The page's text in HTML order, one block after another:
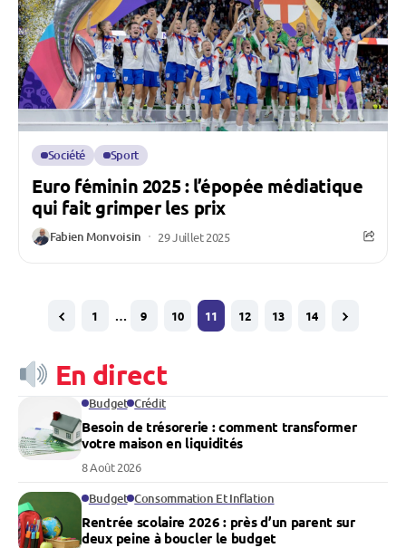
Société Sport
Euro féminin 2025 : l’épopée médiatique
qui fait grimper les prix
Fabien Monvoisin 29 Juillet 2025
1 … 9 10 11 12 13 14
En direct
Budget Crédit
Besoin de trésorerie : comment transformer
votre maison en liquidités
8 Août 2026
Budget Consommation Et Inflation
Rentrée scolaire 2026 : près d’un parent sur
deux peine à boucler le budget